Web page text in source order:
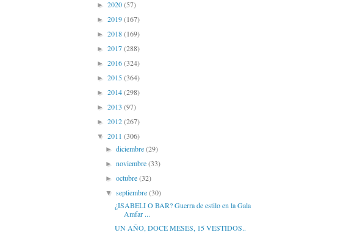
► 2020(57)
► 2019(167)
► 2018(169)
► 2017(288)
► 2016(324)
► 2015(364)
► 2014(298)
► 2013 (97)
► 2012(267)
▼ 2011 (306)
►diciembre(29)
►noviembre(33)
►octubre(32)
▼septiembre(30)
¿ISABELI O BAR? Guerra de estilo en la Gala
Amfar ...
UN AÑO, DOCE MESES, 15 VESTIDOS..